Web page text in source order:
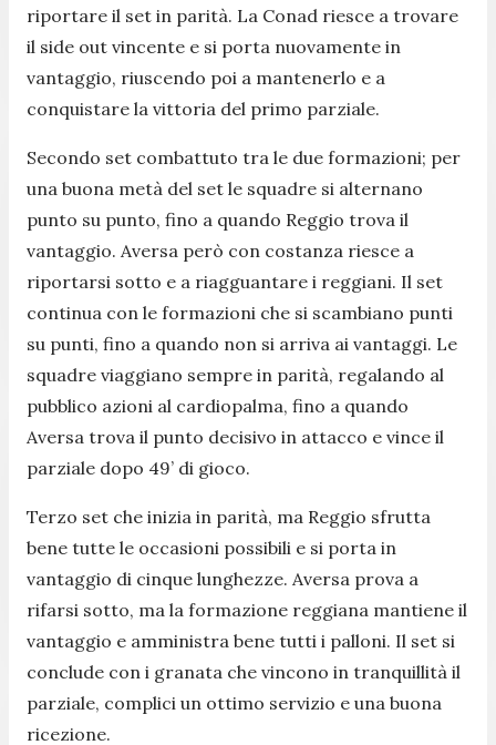
riportare il set in parità. La Conad riesce a trovare
il side out vincente e si porta nuovamente in
vantaggio, riuscendo poi a mantenerlo e a
conquistare la vittoria del primo parziale.
Secondo set combattuto tra le due formazioni; per
una buona metà del set le squadre si alternano
punto su punto, fino a quando Reggio trova il
vantaggio. Aversa però con costanza riesce a
riportarsi sotto e a riagguantare i reggiani. Il set
continua con le formazioni che si scambiano punti
su punti, fino a quando non si arriva ai vantaggi. Le
squadre viaggiano sempre in parità, regalando al
pubblico azioni al cardiopalma, fino a quando
Aversa trova il punto decisivo in attacco e vince il
parziale dopo 49’ di gioco.
Terzo set che inizia in parità, ma Reggio sfrutta
bene tutte le occasioni possibili e si porta in
vantaggio di cinque lunghezze. Aversa prova a
rifarsi sotto, ma la formazione reggiana mantiene il
vantaggio e amministra bene tutti i palloni. Il set si
conclude con i granata che vincono in tranquillità il
parziale, complici un ottimo servizio e una buona
ricezione.